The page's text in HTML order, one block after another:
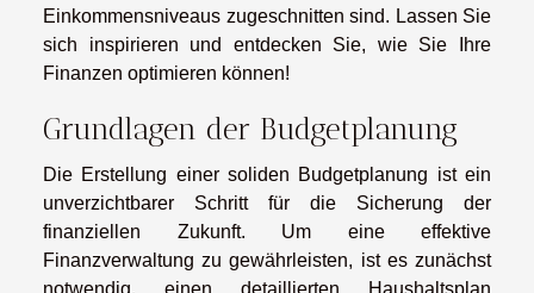
Einkommensniveaus zugeschnitten sind. Lassen Sie
sich inspirieren und entdecken Sie, wie Sie Ihre
Finanzen optimieren können!
Grundlagen der Budgetplanung
Die Erstellung einer soliden Budgetplanung ist ein
unverzichtbarer Schritt für die Sicherung der
finanziellen Zukunft. Um eine effektive
Finanzverwaltung zu gewährleisten, ist es zunächst